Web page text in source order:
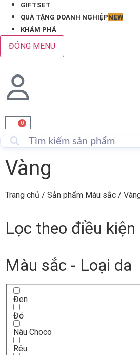
GIFTSET
QUÀ TẶNG DOANH NGHIỆPNEW
KHÁM PHÁ
ĐÓNG MENU
0
Vàng
Trang chủ / Sản phẩm Màu sắc /
Lọc theo điều kiện
Màu sắc - Loại da
Đen
Đỏ
Nâu Choco
Rêu